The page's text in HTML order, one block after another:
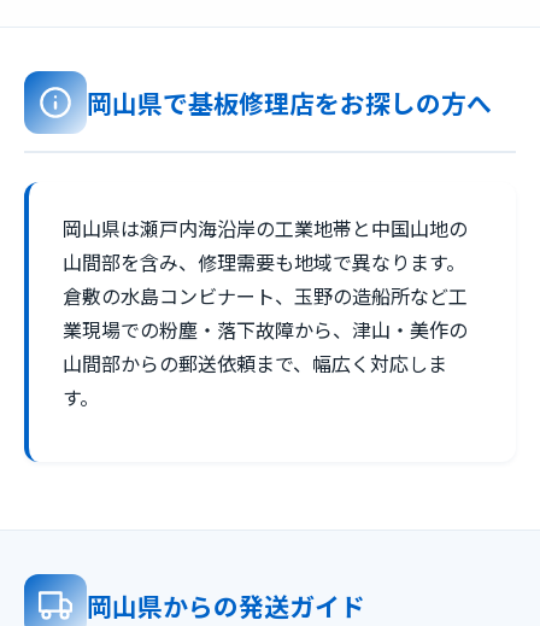
岡山県で基板修理店をお探しの方へ
岡山県は瀬戸内海沿岸の工業地帯と中国山地の
山間部を含み、修理需要も地域で異なります。
倉敷の水島コンビナート、玉野の造船所など工
業現場での粉塵・落下故障から、津山・美作の
山間部からの郵送依頼まで、幅広く対応しま
す。
岡山県からの発送ガイド